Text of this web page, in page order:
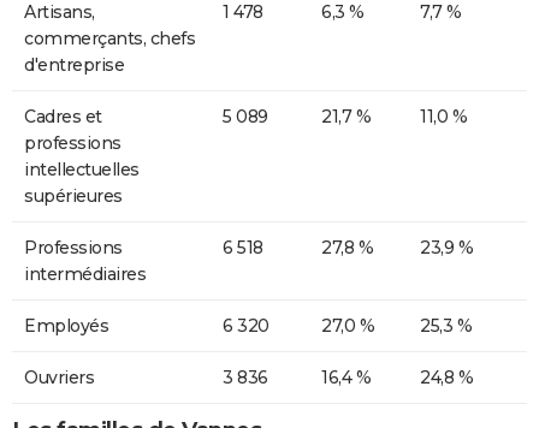
Artisans,
commerçants, chefs
d'entreprise
1 478 6,3 % 7,7 %
Cadres et
professions
intellectuelles
supérieures
5 089 21,7 % 11,0 %
Professions
intermédiaires
6 518 27,8 % 23,9 %
Employés 6 320 27,0 % 25,3 %
Ouvriers 3 836 16,4 % 24,8 %